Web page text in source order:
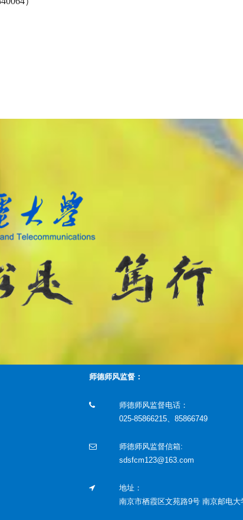
师德师风监督：
师德师风监督电话：
025-85866215、85866749
师德师风监督信箱:
sdsfcm123@163.com
地址：
南京市栖霞区文苑路9号 南京邮电大